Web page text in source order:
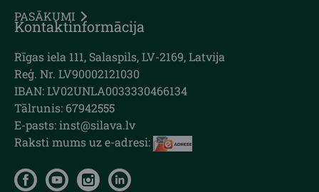
PASĀKUMI
Kontaktinformācija
Rīgas iela 111, Salaspils, LV-2169, Latvija
Reģ. Nr. LV90002121030
IBAN: LV02UNLA0033330466134
Tālrunis: 67942555
E-pasts: inst@silava.lv
Raksti mums uz e-adresi: